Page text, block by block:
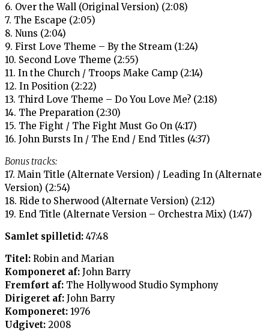
6. Over the Wall (Original Version) (2:08)
7. The Escape (2:05)
8. Nuns (2:04)
9. First Love Theme – By the Stream (1:24)
10. Second Love Theme (2:55)
11. In the Church / Troops Make Camp (2:14)
12. In Position (2:22)
13. Third Love Theme – Do You Love Me? (2:18)
14. The Preparation (2:30)
15. The Fight / The Fight Must Go On (4:17)
16. John Bursts In / The End / End Titles (4:37)
Bonus tracks:
17. Main Title (Alternate Version) / Leading In (Alternate
Version) (2:54)
18. Ride to Sherwood (Alternate Version) (2:12)
19. End Title (Alternate Version – Orchestra Mix) (1:47)
Samlet spilletid: 47:48
Titel: Robin and Marian
Komponeret af: John Barry
Fremført af: The Hollywood Studio Symphony
Dirigeret af: John Barry
Komponeret: 1976
Udgivet: 2008